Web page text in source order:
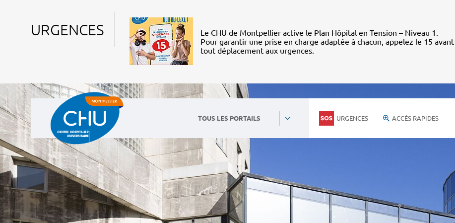
URGENCES
Le CHU de Montpellier active le Plan Hôpital en Tension – Niveau 1.
Pour garantir une prise en charge adaptée à chacun, appelez le 15 avant
tout déplacement aux urgences.
TOUS LES PORTAILS URGENCES ACCÈS RAPIDES